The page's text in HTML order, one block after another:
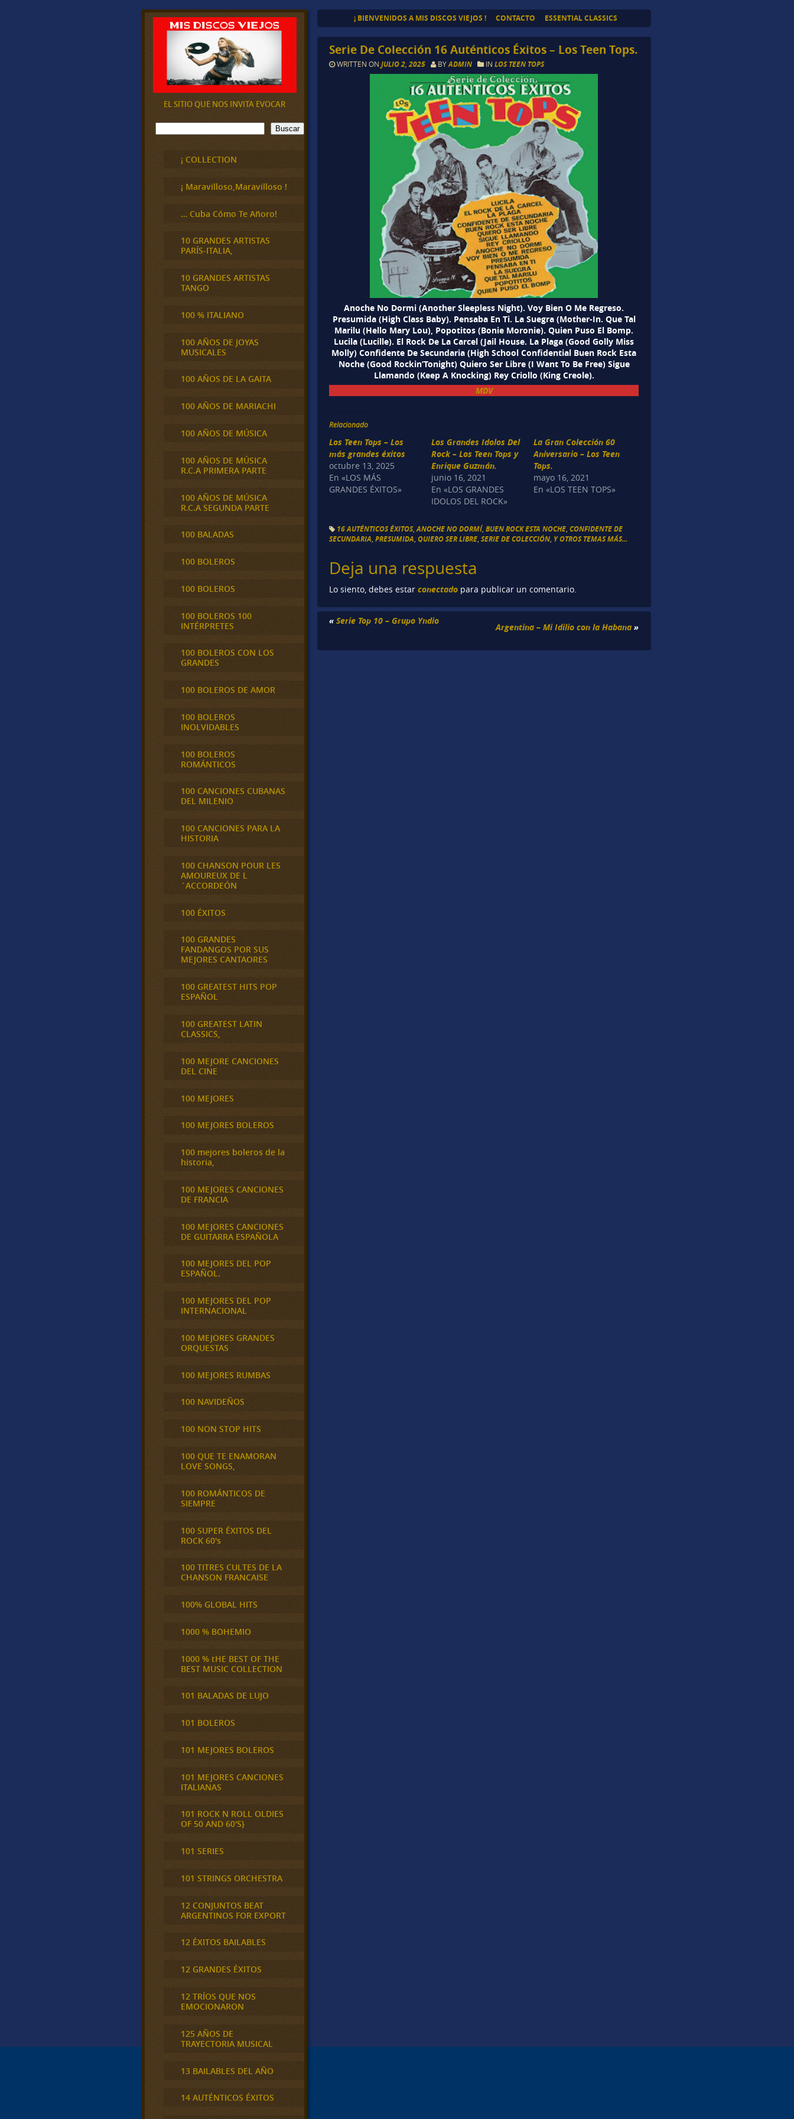
¡ BIENVENIDOS A MIS DISCOS VIEJOS ! CONTACTO ESSENTIAL CLASSICS
Serie De Colección 16 Auténticos Éxitos – Los Teen Tops.
WRITTEN ONJULIO 2, 2025 BYADMIN INLOS TEEN TOPS
Anoche No Dormi (Another Sleepless Night). Voy Bien O Me Regreso.
Presumida (High Class Baby). Pensaba En Ti. La Suegra (Mother-In. Que Tal
Marilu (Hello Mary Lou), Popotitos (Bonie Moronie). Quien Puso El Bomp.
Lucila (Lucille). El Rock De La Carcel (Jail House. La Plaga (Good Golly Miss
Molly) Confidente De Secundaria (High School Confidential Buen Rock Esta
Noche (Good Rockin’Tonight) Quiero Ser Libre (I Want To Be Free) Sigue
Llamando (Keep A Knocking) Rey Criollo (King Creole).
MDV
Relacionado
Los Teen Tops – Los
más grandes éxitos
octubre 13, 2025
En «LOS MÁS
GRANDES ÉXITOS»
Los Grandes Idolos Del
Rock – Los Teen Tops y
Enrique Guzmán.
junio 16, 2021
En «LOS GRANDES
IDOLOS DEL ROCK»
La Gran Colección 60
Aniversario – Los Teen
Tops.
mayo 16, 2021
En «LOS TEEN TOPS»
16 AUTÉNTICOS ÉXITOS,ANOCHE NO DORMÍ,BUEN ROCK ESTA NOCHE ,CONFIDENTE DE
SECUNDARIA ,PRESUMIDA ,QUIERO SER LIBRE ,SERIE DE COLECCIÓN Y OTROS TEMAS MÁS...
Deja una respuesta
Lo siento, debes estarconectado para publicar un comentario.
«Serie Top 10 – Grupo Yndio
Argentina – Mi Idilio con la Habana »
EL SITIO QUE NOS INVITA EVOCAR
B
u
Buscar
¡ COLLECTION
¡ Maravilloso,Maravilloso !
… Cuba Cómo Te Añoro!
10 GRANDES ARTISTAS
PARÍS-ITALIA,
10 GRANDES ARTISTAS
TANGO
100 % ITALIANO
100 AÑOS DE JOYAS
MUSICALES
100 AÑOS DE LA GAITA
100 AÑOS DE MARIACHI
100 AÑOS DE MÚSICA
100 AÑOS DE MÚSICA
R.C.A PRIMERA PARTE
100 AÑOS DE MÚSICA
R.C.A SEGUNDA PARTE
100 BALADAS
100 BOLEROS
100 BOLEROS
100 BOLEROS 100
INTÉRPRETES
100 BOLEROS CON LOS
GRANDES
100 BOLEROS DE AMOR
100 BOLEROS
INOLVIDABLES
100 BOLEROS
ROMÁNTICOS
100 CANCIONES CUBANAS
DEL MILENIO
100 CANCIONES PARA LA
HISTORIA
100 CHANSON POUR LES
AMOUREUX DE L
´ACCORDEÓN
100 ÉXITOS
100 GRANDES
FANDANGOS POR SUS
MEJORES CANTAORES
100 GREATEST HITS POP
ESPAÑOL
100 GREATEST LATIN
CLASSICS,
100 MEJORE CANCIONES
DEL CINE
100 MEJORES
100 MEJORES BOLEROS
100 mejores boleros de la
historia,
100 MEJORES CANCIONES
DE FRANCIA
100 MEJORES CANCIONES
DE GUITARRA ESPAÑOLA
100 MEJORES DEL POP
ESPAÑOL.
100 MEJORES DEL POP
INTERNACIONAL
100 MEJORES GRANDES
ORQUESTAS
100 MEJORES RUMBAS
100 NAVIDEÑOS
100 NON STOP HITS
100 QUE TE ENAMORAN
LOVE SONGS,
100 ROMÁNTICOS DE
SIEMPRE
100 SUPER ÉXITOS DEL
ROCK 60's
100 TITRES CULTES DE LA
CHANSON FRANCAISE
100% GLOBAL HITS
1000 % BOHEMIO
1000 % tHE BEST OF THE
BEST MUSIC COLLECTION
101 BALADAS DE LUJO
101 BOLEROS
101 MEJORES BOLEROS
101 MEJORES CANCIONES
ITALIANAS
101 ROCK N ROLL OLDIES
OF 50 AND 60'S}
101 SERIES
101 STRINGS ORCHESTRA
12 CONJUNTOS BEAT
ARGENTINOS FOR EXPORT
12 ÉXITOS BAILABLES
12 GRANDES ÉXITOS
12 TRÍOS QUE NOS
EMOCIONARON
125 AÑOS DE
TRAYECTORIA MUSICAL
13 BAILABLES DEL AÑO
14 AUTÉNTICOS ÉXITOS